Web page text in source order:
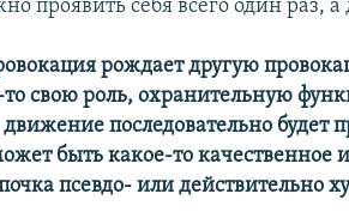
проявить себя всего один раз,
рождает другую
свою роль, охранительную
движение последовательно будет
быть какое-то качественное
псевдо- или действительно